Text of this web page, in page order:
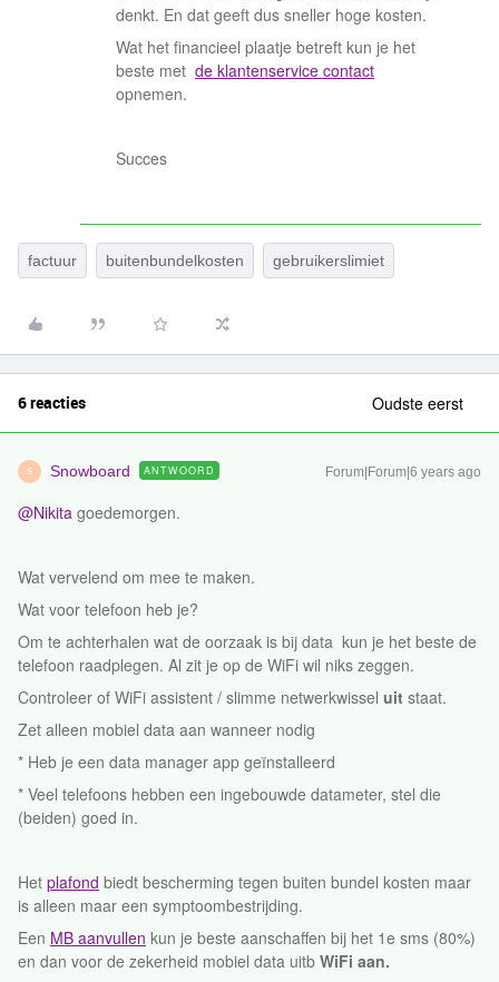
denkt. En dat geeft dus sneller hoge kosten.
Wat het financieel plaatje betreft kun je het
beste met de klantenservice contact
opnemen.
Succes
factuur buitenbundelkosten gebruikerslimiet
6 reacties Oudste eerst
S Snowboard ANTWOORD Forum|Forum|6 years ago
@Nikita goedemorgen.
Wat vervelend om mee te maken.
Wat voor telefoon heb je?
Om te achterhalen wat de oorzaak is bij data kun je het beste de
telefoon raadplegen. Al zit je op de WiFi wil niks zeggen.
Controleer of WiFi assistent / slimme netwerkwissel uit staat.
Zet alleen mobiel data aan wanneer nodig
* Heb je een data manager app geïnstalleerd
* Veel telefoons hebben een ingebouwde datameter, stel die
(beiden) goed in.
Het plafond biedt bescherming tegen buiten bundel kosten maar
is alleen maar een symptoombestrijding.
Een MB aanvullen kun je beste aanschaffen bij het 1e sms (80%)
en dan voor de zekerheid mobiel data uitb WiFi aan.